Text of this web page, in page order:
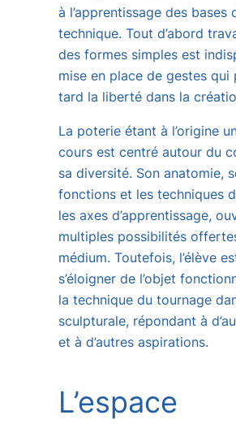
à l’apprentissage des bases
technique. Tout d’abord
des formes simples est
mise en place de gestes
tard la liberté dans la
La poterie étant à l’origine
cours est centré autour du
sa diversité. Son anatomie,
fonctions et les techniques
les axes d’apprentissage,
multiples possibilités
médium. Toutefois, l’élève
s’éloigner de l’objet
la technique du tournage
sculpturale, répondant à
et à d’autres aspirations.
L’espace